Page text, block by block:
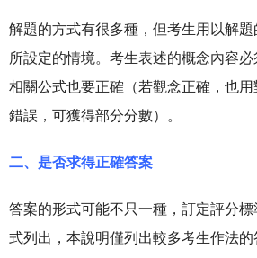
解題的方式有很多種，但考生用以解題
所設定的情境。考生表述的概念內容
相關公式也要正確（若觀念正確，也
錯誤，可獲得部分分數）。
二、是否求得正確答案
答案的形式可能不只一種，訂定評分
式列出，本說明僅列出較多考生作法